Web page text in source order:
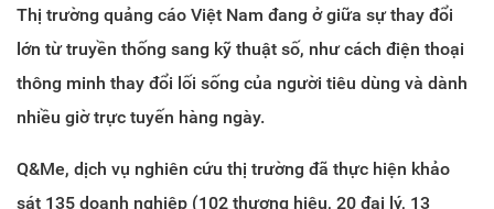
Thị trường quảng cáo Việt Nam đang ở giữa sự thay đổi
lớn từ truyền thống sang kỹ thuật số, như cách điện thoại
thông minh thay đổi lối sống của người tiêu dùng và dành
nhiều giờ trực tuyến hàng ngày.
Q&Me, dịch vụ nghiên cứu thị trường đã thực hiện khảo
sát 135 doanh nghiệp (102 thương hiệu, 20 đại lý, 13